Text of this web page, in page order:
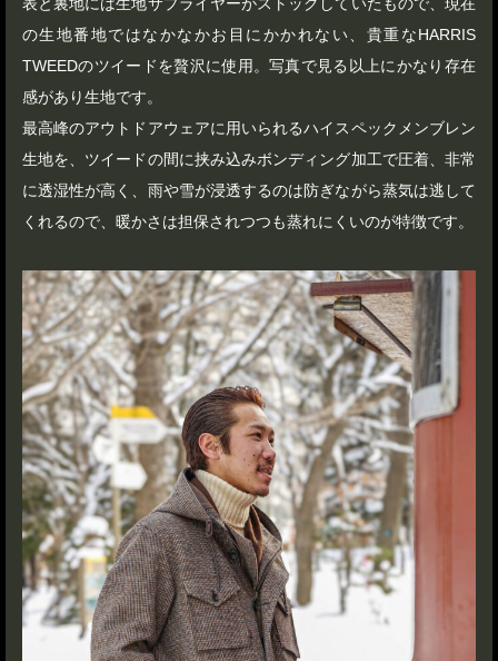
表と裏地には生地サプライヤーがストックしていたもので、現在
の生地番地ではなかなかお目にかかれない、貴重なHARRIS
TWEEDのツイードを贅沢に使用。写真で見る以上にかなり存在
感があり生地です。
最高峰のアウトドアウェアに用いられるハイスペックメンブレン
生地を、ツイードの間に挟み込みボンディング加工で圧着、非常
に透湿性が高く、雨や雪が浸透するのは防ぎながら蒸気は逃して
くれるので、暖かさは担保されつつも蒸れにくいのが特徴です。